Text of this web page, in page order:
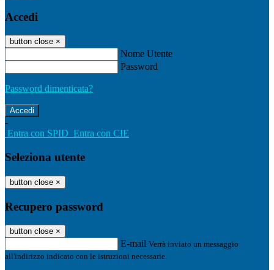
Accedi
button close ×
Nome Utente
Password
Password dimenticata?
-
Entra con SPID Entra con CIE
Seleziona utente
button close ×
Recupero password
button close ×
E-mail Verrà inviato un messaggio
all'indirizzo indicato con le istruzioni necessarie.